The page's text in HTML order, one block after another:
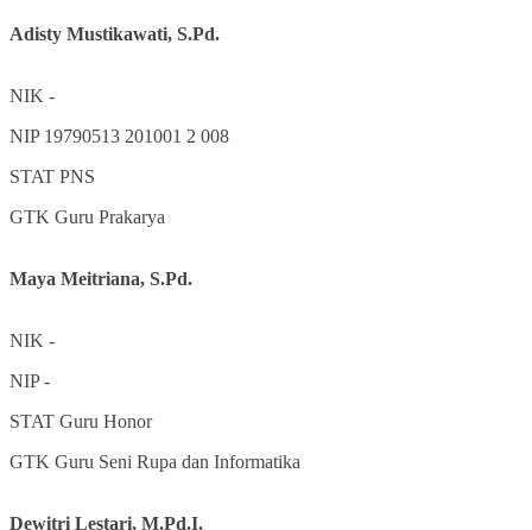
Adisty Mustikawati, S.Pd.
NIK -
NIP 19790513 201001 2 008
STAT PNS
GTK Guru Prakarya
Maya Meitriana, S.Pd.
NIK -
NIP-
STAT Guru Honor
GTK Guru Seni Rupa dan Informatika
Dewitri Lestari, M.Pd.I.